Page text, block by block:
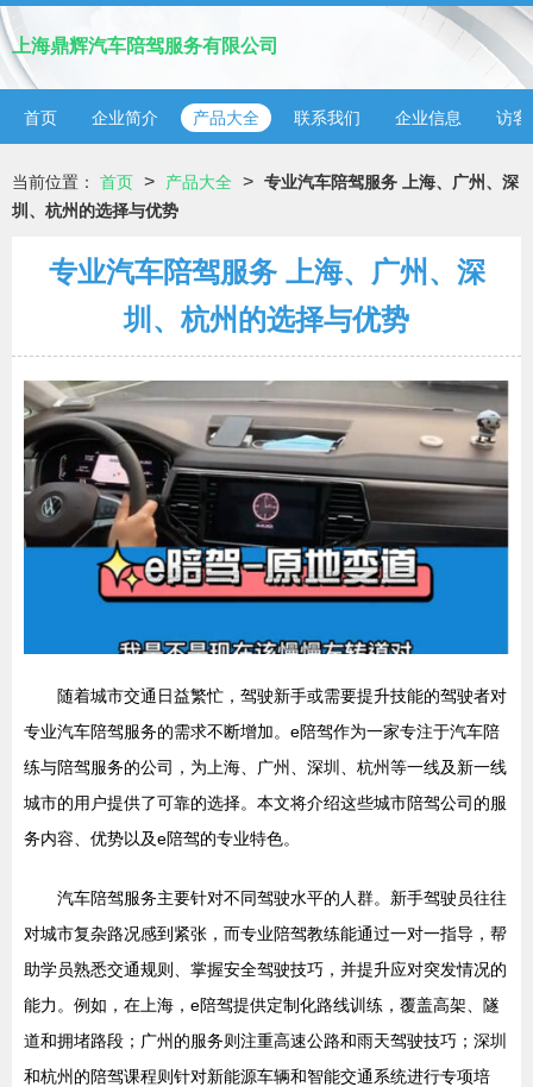
上海鼎辉汽车陪驾服务有限公司
首页 企业简介 产品大全 联系我们 企业信息 访客
当前位置： 首页 > 产品大全 > 专业汽车陪驾服务 上海、广州、深
圳、杭州的选择与优势
专业汽车陪驾服务 上海、广州、深
圳、杭州的选择与优势
随着城市交通日益繁忙，驾驶新手或需要提升技能的驾驶者对
专业汽车陪驾服务的需求不断增加。e陪驾作为一家专注于汽车陪
练与陪驾服务的公司，为上海、广州、深圳、杭州等一线及新一线
城市的用户提供了可靠的选择。本文将介绍这些城市陪驾公司的服
务内容、优势以及e陪驾的专业特色。
汽车陪驾服务主要针对不同驾驶水平的人群。新手驾驶员往往
对城市复杂路况感到紧张，而专业陪驾教练能通过一对一指导，帮
助学员熟悉交通规则、掌握安全驾驶技巧，并提升应对突发情况的
能力。例如，在上海，e陪驾提供定制化路线训练，覆盖高架、隧
道和拥堵路段；广州的服务则注重高速公路和雨天驾驶技巧；深圳
和杭州的陪驾课程则针对新能源车辆和智能交通系统进行专项培